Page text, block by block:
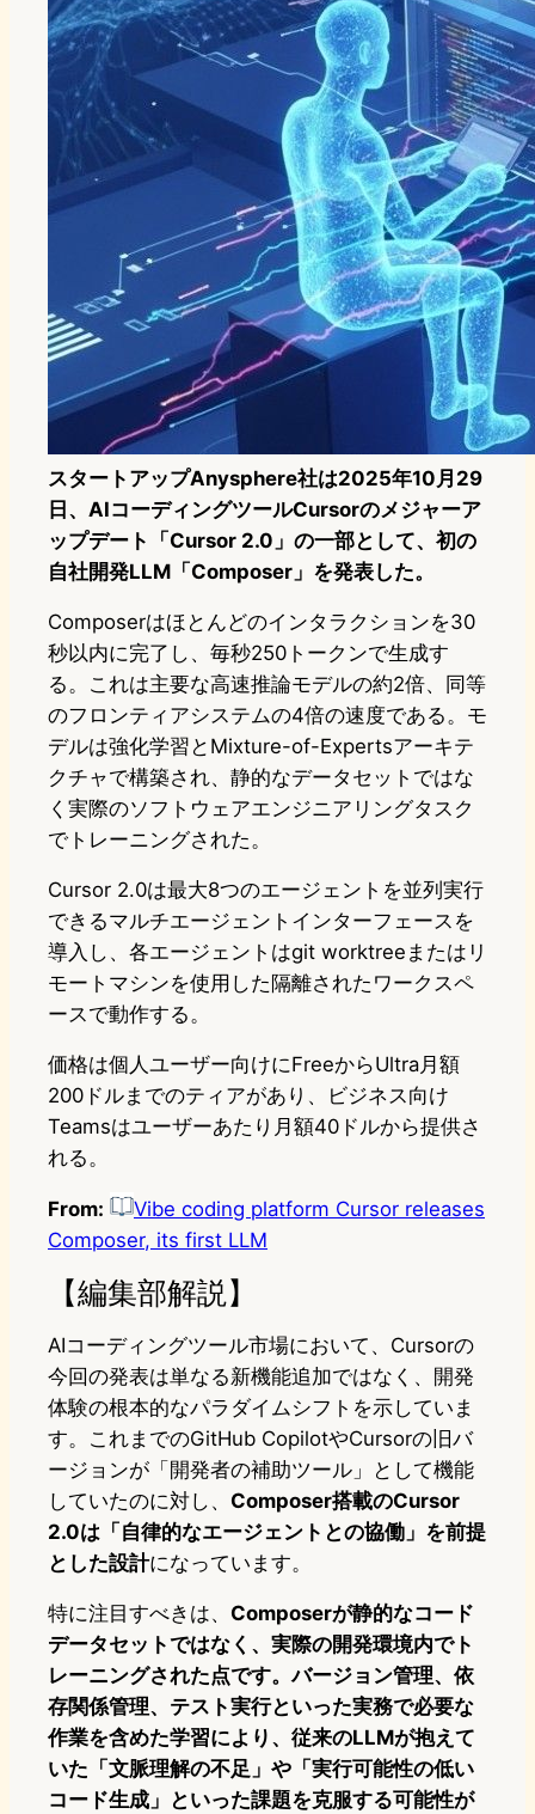
スタートアップAnysphere社は2025年10月29
日、 AIコーディングツールCursorのメジャーア
ップデート「Cursor 2.0」の一部として、初の
自社開発LLM「Composer」を発表した。
Composerはほとんどのインタラクションを30
秒以内に完了し、毎秒250トークンで生成す
る。これは主要な高速推論モデルの約2倍、同等
のフロンティアシステムの4倍の速度である。モ
デルは強化学習とMixture-of-Expertsアーキテ
クチャで構築され、静的なデータセットではな
く実際のソフトウェアエンジニアリングタスク
でトレーニングされた。
Cursor 2.0は最大8つのエージェントを並列実行
できるマルチエージェントインターフェースを
導入し、各エージェントはgit worktreeまたはリ
モートマシンを使用した隔離されたワークスペ
ースで動作する。
価格は個人ユーザー向けにFreeからUltra月額
200ドルまでのティアがあり、ビジネス向け
Teamsはユーザーあたり月額40ドルから提供さ
れる。
From:
Vibe coding platform Cursor releases
Composer, its first LLM
【編集部解説】
AIコーディングツール市場において、Cursorの
今回の発表は単なる新機能追加ではなく、開発
体験の根本的なパラダイムシフトを示していま
す。これまでのGitHub CopilotやCursorの旧バ
ージョンが「開発者の補助ツール」として機能
していたのに対し、 Composer搭載のCursor
2.0は「自律的なエージェントとの協働」を前提
とした設計になっています。
特に注目すべきは、 Composerが静的なコード
データセットではなく、実際の開発環境内でト
レーニングされた点です。バージョン管理、依
存関係管理、テスト実行といった実務で必要な
作業を含めた学習により、従来のLLMが抱えて
いた「文脈理解の不足」や「実行可能性の低い
コード生成」といった課題を克服する可能性が